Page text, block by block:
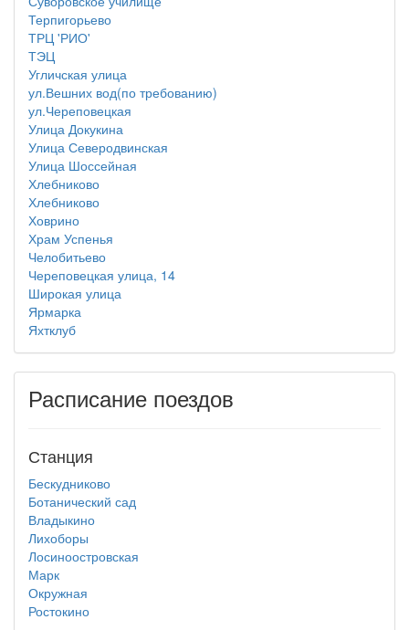
Терпигорьево
ТРЦ 'РИО'
ТЭЦ
Угличская улица
ул.Вешних вод(по требованию)
ул.Череповецкая
Улица Докукина
Улица Северодвинская
Улица Шоссейная
Хлебниково
Хлебниково
Ховрино
Храм Успенья
Челобитьево
Череповецкая улица, 14
Широкая улица
Ярмарка
Яхтклуб
Расписание поездов
Станция
Бескудниково
Ботанический сад
Владыкино
Лихоборы
Лосиноостровская
Марк
Окружная
Ростокино